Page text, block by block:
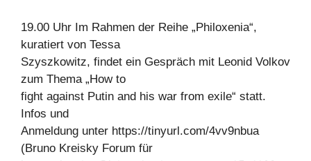
19.00 Uhr Im Rahmen der Reihe „Philoxenia“,
kuratiert von Tessa
Szyszkowitz, findet ein Gespräch mit Leonid Volkov
zum Thema „How to
fight against Putin and his war from exile“ statt.
Infos und
Anmeldung unter https://tinyurl.com/4vv9nbua
(Bruno Kreisky Forum für